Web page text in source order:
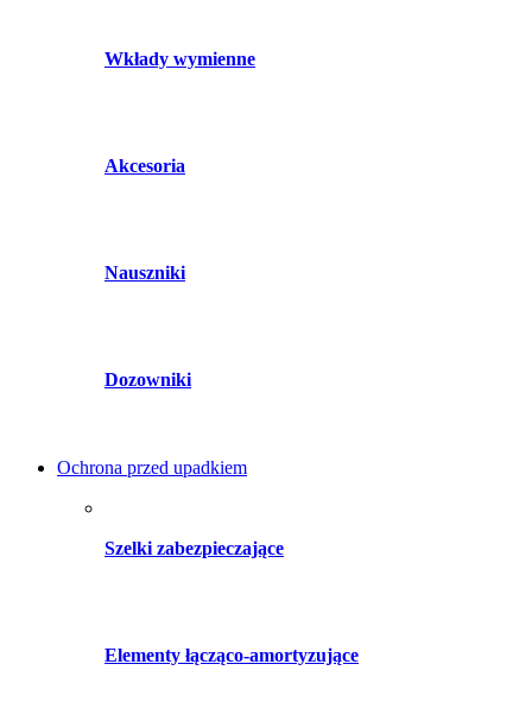
Wkłady wymienne
Akcesoria
Nauszniki
Dozowniki
Ochrona przed upadkiem
Szelki zabezpieczające
Elementy łącząco-amortyzujące